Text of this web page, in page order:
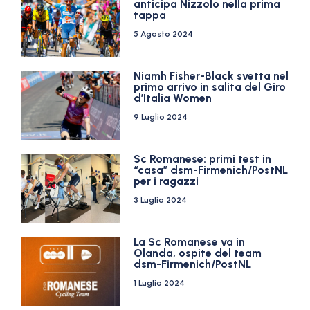
anticipa Nizzolo nella prima
tappa
5 Agosto 2024
Niamh Fisher-Black svetta nel
primo arrivo in salita del Giro
d’Italia Women
9 Luglio 2024
Sc Romanese: primi test in
“casa” dsm-Firmenich/PostNL
per i ragazzi
3 Luglio 2024
La Sc Romanese va in
Olanda, ospite del team
dsm-Firmenich/PostNL
1 Luglio 2024